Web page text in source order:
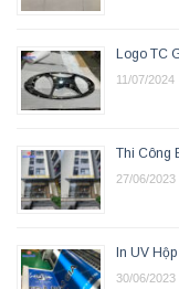
Logo TC
11/07/2024
Thi Công
27/06/2023
In UV
30/06/2023